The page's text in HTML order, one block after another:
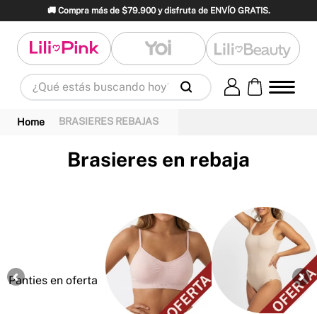
🚚 Compra más de $79.900 y disfruta de ENVÍO GRATIS.
¿Qué estás buscando hoy?
BRASIERES REBAJAS
Brasieres en rebaja
Panties en oferta
1. panty 2. brasier
termo 5 . body